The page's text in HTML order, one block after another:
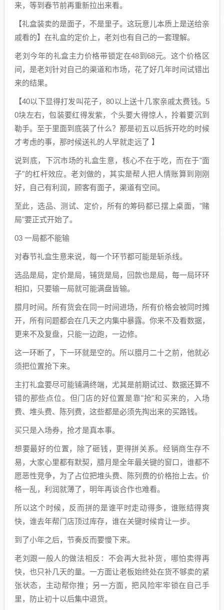
来，等到春节前再重新拉出来看。
【礼盒装卖的是面子，不是里子。这玩意儿本质上是送给亲
戚看的】在礼盒的定价上，老刘也有自己的一套理解。
老刘今年的礼盒主力价格带锁定在48到68元。这个价格区
间，是老刘针对自己的渠道和市场，花了好几年时间试错出
来的结果。
【40以下显得打发叫花子，80以上送十几家亲戚太费钱。5
0块左右，包装要红得发紫，个头要大得惊人，拎着要沉到
勒手。至于里面到底装了什么？那是初五以后拆开吃的时候
才考虑的事，那时候送礼的人早就走远了 】
说到底，下沉市场的礼盒生意，核心不在于吃，而在于"面
子"的杠杆效应。老刘做的，其实是帮人把人情账算到刚刚
好，自己有利润，顾客有面子，渠道有空间。
至此，选品、测试、定价，所有的筹码都已摆上桌面，"赌
局"要正式开始了。
03 一局都不能输
对春节礼盒生意来说，每一个环节都可能是斩杀线。
选品是局，定价是局，铺货是局，回款也是局，每一局环环
相扣，只要输一局就可能满盘皆输。
腊月时间。所有货会在同一时间进场，所有价格会被同时摊
开，所有问题都会在几天之内集中暴露。你来不及看数据，
更来不及复盘，只能一边跑，一边修。
这一环断了，下一环就是空的。所以腊月二十之前，他就必
须把位置抢下来。
主打礼盒要尽可能铺满终端，尤其是前期试过、数据还算不
错的那些点位。但门店的好位置是靠"抢"和买来的，入场
费、堆头费、陈列费，这些都是必须先掏出来的买路钱。
买只是入场券，抢才是真本事。
想要最好的位置，除了砸钱，更得拼关系。经销商生存不
易，大家心里都有默契，腊月是全年最关键的窗口，谁都不
愿恶性竞争，为了占位把堆头费、陈列费的价格抬上去。价
格一乱，利润就薄了，明年再谈合作也难看。
所以这个时候，反而拼的是谁平时走动得多，谁账结得爽
快，谁去年帮门店顶过库存，谁在关键时候肯让一步。
到了小年之后，节奏反而要慢下来。
老刘跟一般人的做法相反：不会再大批补货，哪怕卖得再
快，也只补几天的量。一方面让老板始终处在货不够卖的紧
张状态，主动帮你推；另一方面，把风险牢牢锁在自己手
里，防止初十以后集中退货。